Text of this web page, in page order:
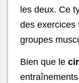
les deux. Ce
des exercices
groupes
Bien que le